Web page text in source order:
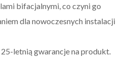
bifacjalnymi, co czyni go
dla nowoczesnych instalacji
letnią gwarancje na produkt.